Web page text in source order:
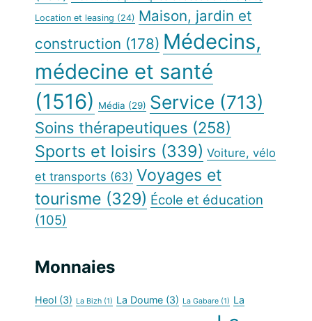
Location et leasing (24) Maison, jardin et
construction (178) Médecins,
médecine et santé
(1516) Média (29) Service (713)
Soins thérapeutiques (258)
Sports et loisirs (339) Voiture, vélo
et transports (63) Voyages et
tourisme (329) École et éducation
(105)
Monnaies
Heol (3) La Bizh (1) La Doume (3) La Gabare (1) La